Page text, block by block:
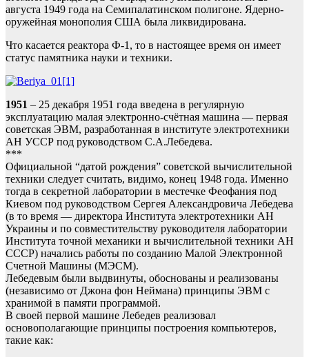
августа 1949 года на Семипалатинском полигоне. Ядерно-
оружейная монополия США была ликвидирована.
Что касается реактора Ф-1, то в настоящее время он имеет
статус памятника науки и техники.
1951 – 25 декабря 1951 года введена в регулярную
эксплуатацию малая электронно-счётная машина — первая
советская ЭВМ, разработанная в институте электротехники
АН УССР под руководством С.А.Лебедева.
***
Официальной “датой рождения” советской вычислительной
техники следует считать, видимо, конец 1948 года. Именно
тогда в секретной лаборатории в местечке Феофания под
Киевом под руководством Сергея Александровича Лебедева
(в то время — директора Института электротехники АН
Украины и по совместительству руководителя лаборатории
Института точной механики и вычислительной техники АН
СССР) начались работы по созданию Малой Электронной
Счетной Машины (МЭСМ).
Лебедевым были выдвинуты, обоснованы и реализованы
(независимо от Джона фон Неймана) принципы ЭВМ с
хранимой в памяти программой.
В своей первой машине Лебедев реализовал
основополагающие принципы построения компьютеров,
такие как: